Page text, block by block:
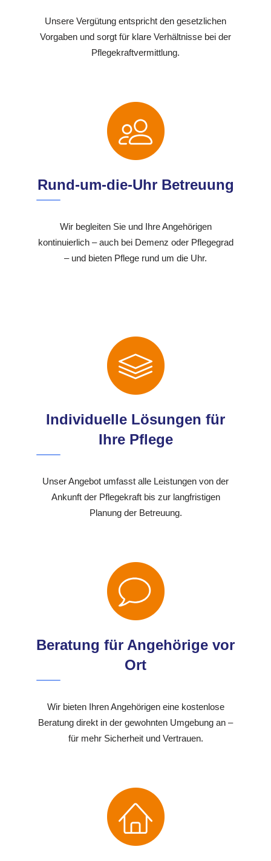
Unsere Vergütung entspricht den gesetzlichen
Vorgaben und sorgt für klare Verhältnisse bei der
Pflegekraftvermittlung.
Rund-um-die-Uhr Betreuung
Wir begleiten Sie und Ihre Angehörigen
kontinuierlich – auch bei Demenz oder Pflegegrad
– und bieten Pflege rund um die Uhr.
Individuelle Lösungen für
Ihre Pflege
Unser Angebot umfasst alle Leistungen von der
Ankunft der Pflegekraft bis zur langfristigen
Planung der Betreuung.
Beratung für Angehörige vor
Ort
Wir bieten Ihren Angehörigen eine kostenlose
Beratung direkt in der gewohnten Umgebung an –
für mehr Sicherheit und Vertrauen.